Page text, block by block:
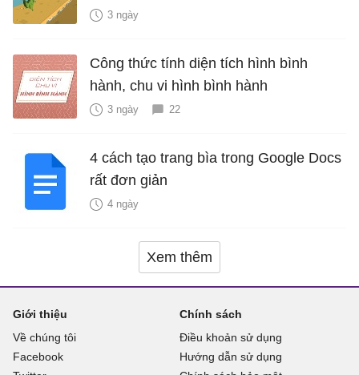
3 ngày
Công thức tính diện tích hình bình
hành, chu vi hình bình hành
3 ngày 22
4 cách tạo trang bìa trong Google Docs
rất đơn giản
4 ngày
Xem thêm
Giới thiệu
Về chúng tôi
Facebook
Chính sách
Điều khoản sử dụng
Hướng dẫn sử dụng